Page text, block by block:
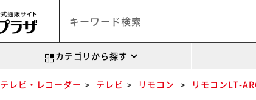
カテゴリから探す
テレビ・レコーダー テレビ リモコン リモコンLT-